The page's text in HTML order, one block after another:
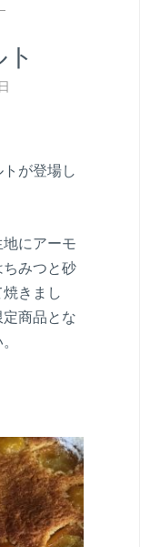
が登場し
にアーモ
みつと砂
きまし
商品とな